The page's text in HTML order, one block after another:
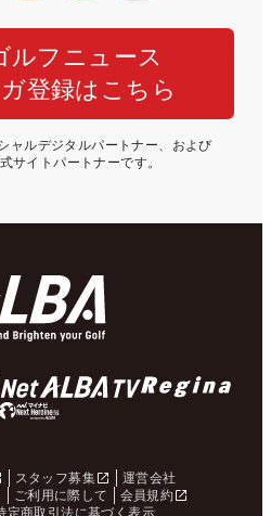
ルフニュース
登録はこちら
ャルデジタルパートナー、および
サイトパートナーです。
スタッフ募集
運営会社
ご利用に際して
会員規約
定商取引法に基づく表示